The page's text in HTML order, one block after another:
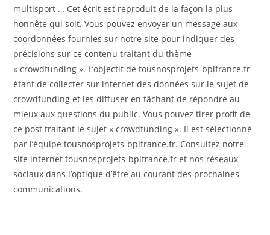
multisport … Cet écrit est reproduit de la façon la plus
honnête qui soit. Vous pouvez envoyer un message aux
coordonnées fournies sur notre site pour indiquer des
précisions sur ce contenu traitant du thème
« crowdfunding ». L’objectif de tousnosprojets-bpifrance.fr
étant de collecter sur internet des données sur le sujet de
crowdfunding et les diffuser en tâchant de répondre au
mieux aux questions du public. Vous pouvez tirer profit de
ce post traitant le sujet « crowdfunding ». Il est sélectionné
par l’équipe tousnosprojets-bpifrance.fr. Consultez notre
site internet tousnosprojets-bpifrance.fr et nos réseaux
sociaux dans l’optique d’être au courant des prochaines
communications.